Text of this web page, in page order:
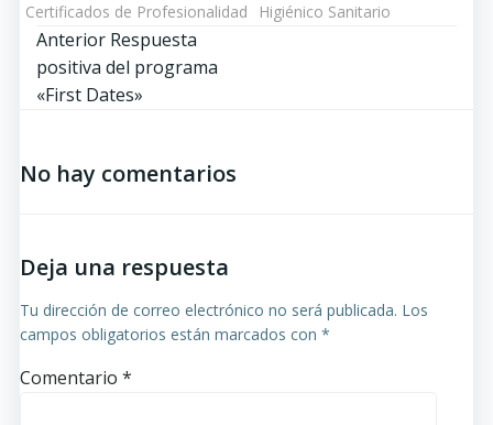
Certificados de Profesionalidad Higiénico Sanitario
Navegación
por
las
Anterior Respuesta
positiva del programa
«First Dates»
No hay comentarios
Deja una respuesta
Tu dirección de correo electrónico no será publicada. Los
campos obligatorios están marcados con *
Comentario *